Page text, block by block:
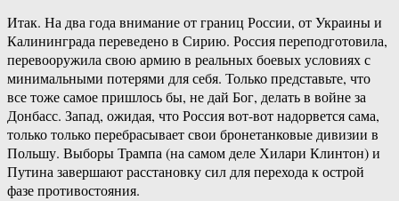
Итак. На два года внимание от границ России, от Украины и
Калининграда переведено в Сирию. Россия переподготовила,
перевооружила свою армию в реальных боевых условиях с
минимальными потерями для себя. Только представьте, что
все тоже самое пришлось бы, не дай Бог, делать в войне за
Донбасс. Запад, ожидая, что Россия вот-вот надорвется сама,
только только перебрасывает свои бронетанковые дивизии в
Польшу. Выборы Трампа (на самом деле Хилари Клинтон) и
Путина завершают расстановку сил для перехода к острой
фазе противостояния.